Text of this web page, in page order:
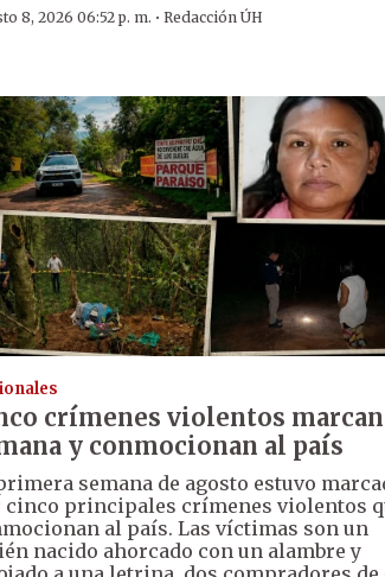
8, 2026 06:52 p. m. ·Redacción ÚH
crímenes violentos
y conmocionan al país
semana de agosto estuvo
cinco principales crímenes violentos
al país. Las víctimas son un
nacido ahorcado con un alambre y